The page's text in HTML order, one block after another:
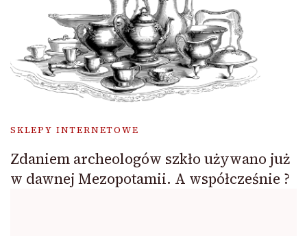
SKLEPY INTERNETOWE
Zdaniem archeologów szkło używano już
w dawnej Mezopotamii. A współcześnie ?